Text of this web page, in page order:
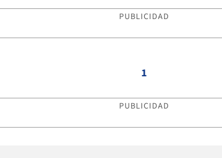
PUBLICIDAD
1
PUBLICIDAD